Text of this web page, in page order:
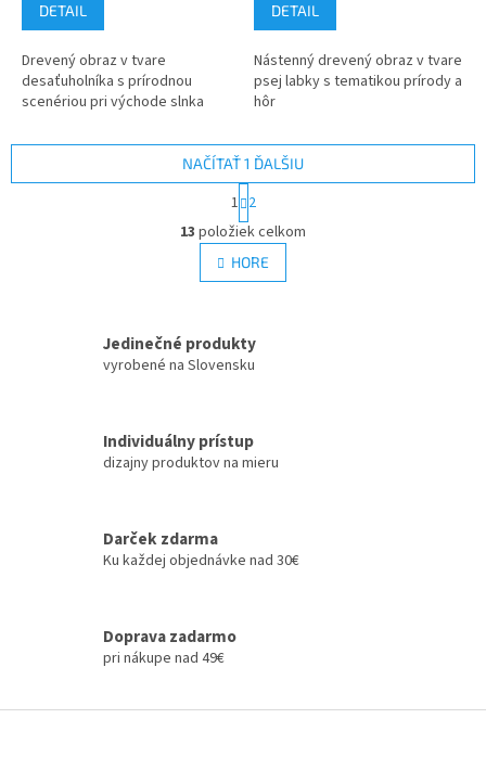
DETAIL
Drevený obraz v tvare
desaťuholníka s prírodnou
scenériou pri východe slnka
DETAIL
Nástenný drevený obraz v tvare
psej labky s tematikou prírody a
hôr
O
v
l
á
c
i
v
k
p
i
NAČÍTAŤ 1 ĎALŠIU
t
r
á
n
k
a
n
i
1 2
13 položiek celkom
HORE
Jedinečné produkty
vyrobené na Slovensku
Individuálny prístup
dizajny produktov na mieru
Darček zdarma
Ku každej objednávke nad 30€
Doprava zadarmo
pri nákupe nad 49€